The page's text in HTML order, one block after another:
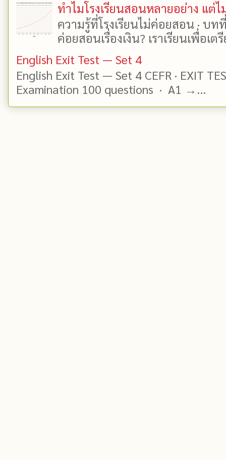
ทำไมโรงเรียนสอนหลายอย่าง แต่ไ
ความรู้ที่โรงเรียนไม่ค่อยสอน · บ
ค่อยสอนเรื่องเงิน? เราเรียนเพื่อเต
English Exit Test — Set 4
English Exit Test — Set 4 CEFR · EXIT
Examination 100 questions · A1 →...